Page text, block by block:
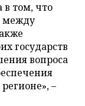
в том, что
между
государств
вопроса
–